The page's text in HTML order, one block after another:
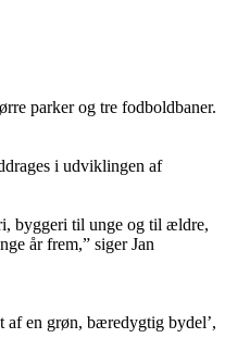
parker og tre fodboldbaner.
i udviklingen af
byggeri til unge og til ældre,
år frem,” siger Jan
af en grøn, bæredygtig bydel’,